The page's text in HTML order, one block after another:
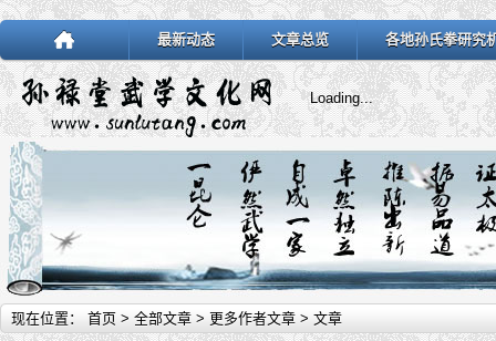
最新动态 文章总览 各地孙氏拳研究
Loading...
现在位置： 首页 > 全部文章 > 更多作者文章 > 文章